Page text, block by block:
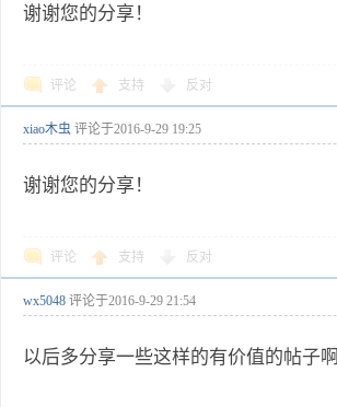
谢谢您的分享！
评论 支持 反对
xiao木虫 评论于2016-9-29 19:25
谢谢您的分享！
评论 支持 反对
wx5048 评论于2016-9-29 21:54
以后多分享一些这样的有价值的帖子啊